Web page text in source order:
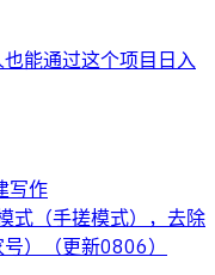
能通过这个项目日入
写作
式（手搓模式），去除
）（更新0806）